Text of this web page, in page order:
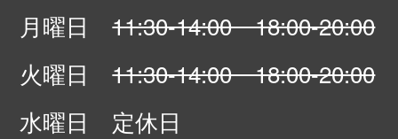
月曜日11:30-14:00 18:00-20:00
火曜日11:30-14:00 18:00-20:00
水曜日 定休日